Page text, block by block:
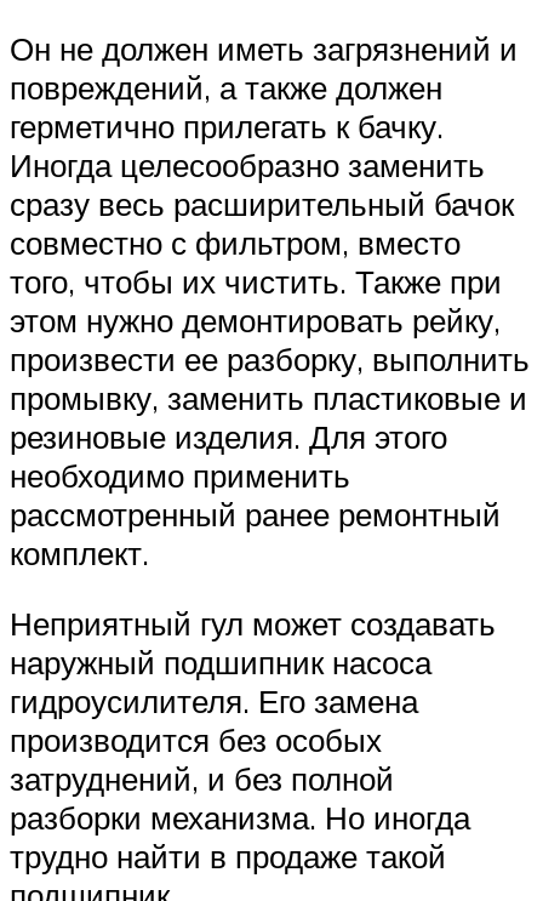
Он не должен иметь загрязнений и
повреждений, а также должен
герметично прилегать к бачку.
Иногда целесообразно заменить
сразу весь расширительный бачок
совместно с фильтром, вместо
того, чтобы их чистить. Также при
этом нужно демонтировать рейку,
произвести ее разборку, выполнить
промывку, заменить пластиковые и
резиновые изделия. Для этого
необходимо применить
рассмотренный ранее ремонтный
комплект.
Неприятный гул может создавать
наружный подшипник насоса
гидроусилителя. Его замена
производится без особых
затруднений, и без полной
разборки механизма. Но иногда
трудно найти в продаже такой